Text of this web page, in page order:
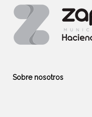
Sobre nosotros